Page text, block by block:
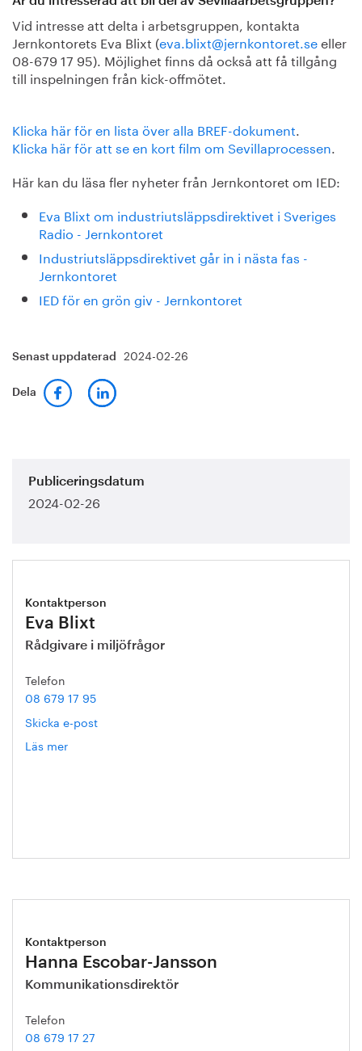
Vid intresse att delta i arbetsgruppen, kontakta
Jernkontorets Eva Blixt (eva.blixt@jernkontoret.seeller
08-679 17 95). Möjlighet finns då också att få tillgång
till inspelningen från kick-offmötet.
Klicka här för en lista över alla BREF-dokument.
Klicka här för att se en kort film om Sevillaprocessen.
Här kan du läsa fler nyheter från Jernkontoret om IED:
Eva Blixt om industriutsläppsdirektivet i Sveriges
Radio - Jernkontoret
Industriutsläppsdirektivet går in i nästa fas -
Jernkontoret
IED för en grön giv - Jernkontoret
Senast uppdaterad 2024-02-26
Dela
Publiceringsdatum
2024-02-26
Kontaktperson
Eva Blixt
Rådgivare i miljöfrågor
Telefon
08 679 17 95
Skicka e-post
Läs mer
Kontaktperson
Hanna Escobar-Jansson
Kommunikationsdirektör
Telefon
08 679 17 27